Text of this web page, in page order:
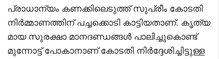
പ്രാധാന്യം കണക്കിലെടുത്ത് സുപ്രീം കോടതി
നിർമ്മാണത്തിന് പച്ചക്കൊടി കാട്ടിയതാണ്. കൃത്യ
മായ സുരക്ഷാ മാനദണ്ഡങ്ങൾ പാലിച്ചുകൊണ്ട്
മുന്നോട്ട് പോകാനാണ് കോടതി നിർദ്ദേശിച്ചിട്ടുള്ള